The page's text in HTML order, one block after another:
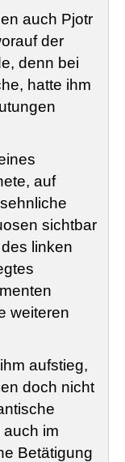
auch Pjotr
der
denn bei
hatte ihm
auf
sichtbar
linken
weiteren
aufstieg,
doch nicht
im
Betätigung